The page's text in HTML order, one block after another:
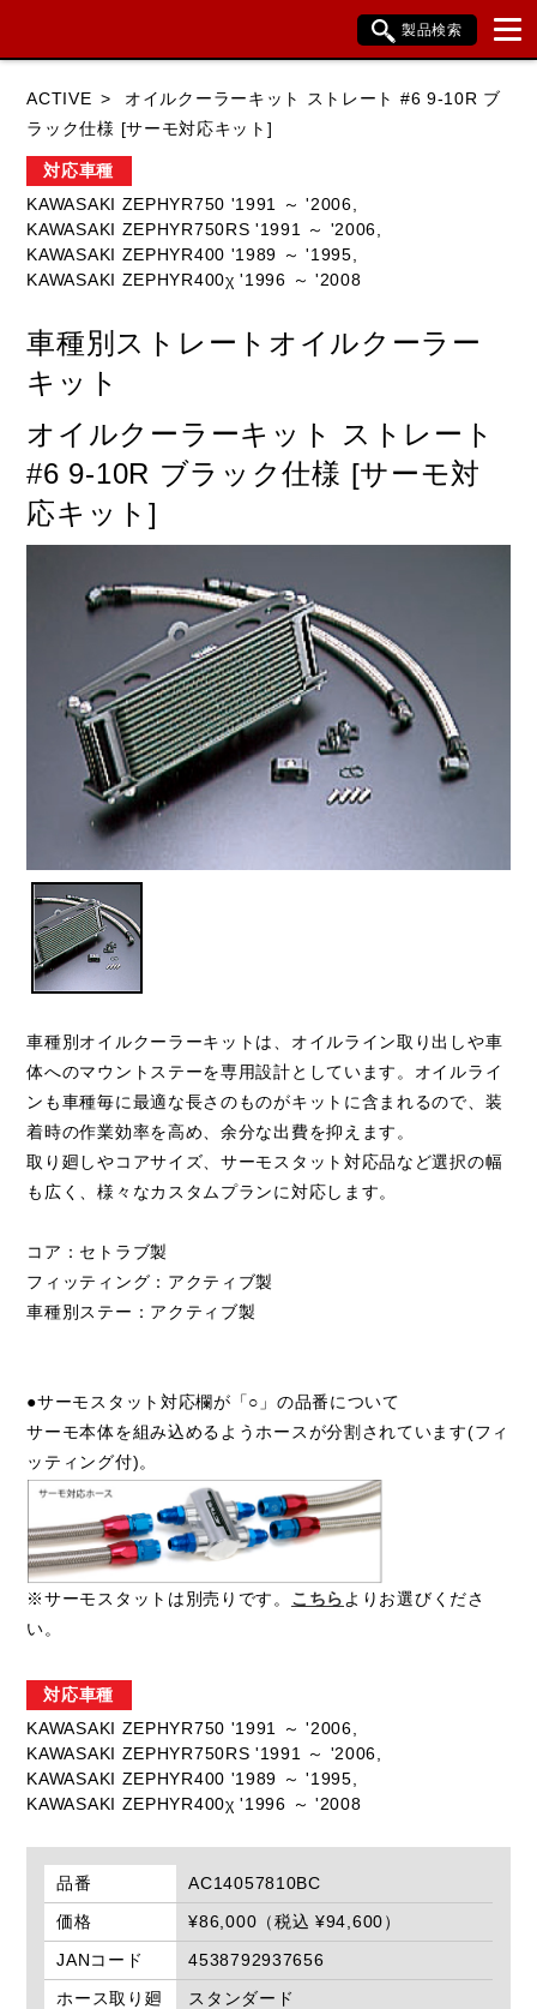
製品検索
車種検索
アイテム検索
HONDA YAMAHA SUZUKI
KAWASAKI BMW DUCATI
閉じる
ACTIVE
オイルクーラーキット ストレート #6 9-10R ブ
ラック仕様 [サーモ対応キット]
対応車種
KAWASAKI ZEPHYR750 '1991 ～ '2006,
KAWASAKI ZEPHYR750RS '1991 ～ '2006,
KAWASAKI ZEPHYR400 '1989 ～ '1995,
KAWASAKI ZEPHYR400χ '1996 ～ '2008
車種別ストレートオイルクーラー
キット
オイルクーラーキット ストレート
#6 9-10R ブラック仕様 [サーモ対
応キット]
車種別オイルクーラーキットは、オイルライン取り出しや車
体へのマウントステーを専用設計としています。オイルライ
ンも車種毎に最適な長さのものがキットに含まれるので、装
着時の作業効率を高め、余分な出費を抑えます。
取り廻しやコアサイズ、サーモスタット対応品など選択の幅
も広く、様々なカスタムプランに対応します。
コア：セトラブ製
フィッティング：アクティブ製
車種別ステー：アクティブ製
●サーモスタット対応欄が「○」の品番について
サーモ本体を組み込めるようホースが分割されています(フィ
ッティング付)。
※サーモスタットは別売りです。 こちらよりお選びくださ
い。
対応車種
KAWASAKI ZEPHYR750 '1991 ～ '2006,
KAWASAKI ZEPHYR750RS '1991 ～ '2006,
KAWASAKI ZEPHYR400 '1989 ～ '1995,
KAWASAKI ZEPHYR400χ '1996 ～ '2008
品番
AC14057810BC
価格
¥86,000（税込 ¥94,600）
JANコード
4538792937656
ホース取り廻
スタンダード